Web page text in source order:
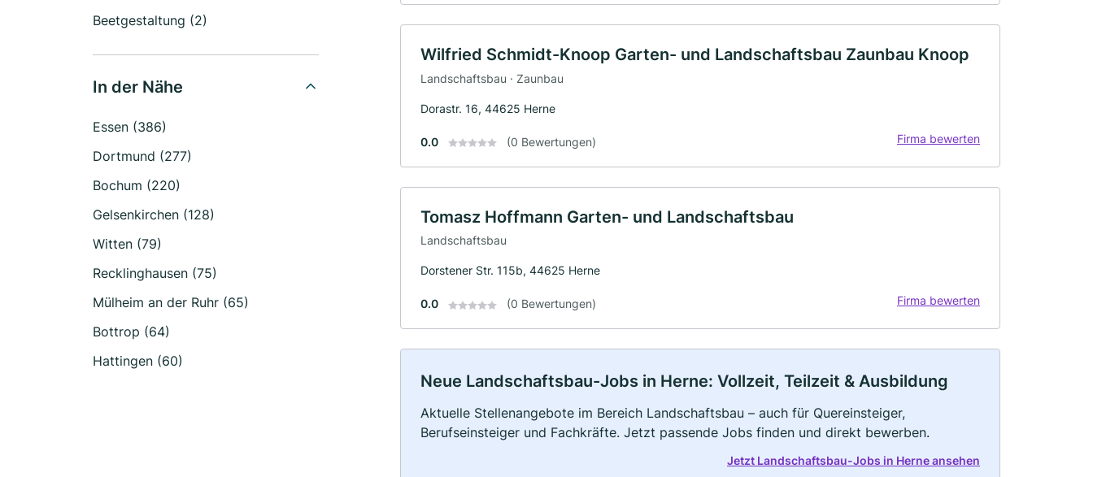
Beetgestaltung (2)
In der Nähe
Essen (386)
Dortmund (277)
Bochum (220)
Gelsenkirchen (128)
Witten (79)
Recklinghausen (75)
Mülheim an der Ruhr (65)
Bottrop (64)
Hattingen (60)
Wilfried Schmidt-Knoop Garten- und Landschaftsbau Zaunbau Knoop
Landschaftsbau · Zaunbau
Dorastr. 16, 44625 Herne
0.0 (0 Bewertungen) Firma bewerten
Tomasz Hoffmann Garten- und Landschaftsbau
Landschaftsbau
Dorstener Str. 115b, 44625 Herne
0.0 (0 Bewertungen) Firma bewerten
Neue Landschaftsbau-Jobs in Herne: Vollzeit, Teilzeit & Ausbildung
Aktuelle Stellenangebote im Bereich Landschaftsbau – auch für Quereinsteiger,
Berufseinsteiger und Fachkräfte. Jetzt passende Jobs finden und direkt bewerben.
Jetzt Landschaftsbau-Jobs in Herne ansehen